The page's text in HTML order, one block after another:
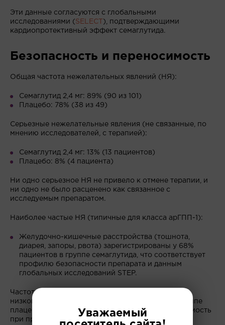
Эти данные согласуются с глобальными
исследованиями (SELECT
), подтверждающими
кардиопротективный эффект семаглутида.
Безопасность и переносимость
Общая частота нежелательных явлений (НЯ):
Семаглутид 2,4 мг: 89% (90 из 101)
Плацебо: 78% (38 из 49)
Серьезные нежелательные явления (не связанные, по
мнению исследователей, с терапией):
Семаглутид 2,4 мг: 13% (13 пациентов)
Плацебо: 8% (4 пациента)
Ни одно серьезное НЯ не привело к отмене терапии, и
ни одно не было расценено как связанное с
исследуемым препаратом.
Наиболее частые НЯ (типичные для класса арГПП-1):
Желудочно-кишечные расстройства (тошнота,
диарея, запоры, рвота) зарегистрированы у 68%
пациентов в группе семаглутида, что соответствует
профилю безопасности препарата и данным
глобальных исследований STEP.
Частота досрочного прекращения терапии была
низкой: 6% в группе семаглутида против 4% в группе
плацебо, что указывает на приемлемую переносимость
при правильном режиме титрации дозы.
Уважаемый